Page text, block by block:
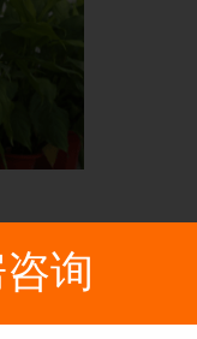
询